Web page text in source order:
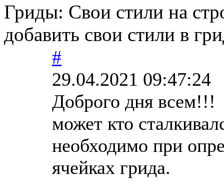
Гриды: Свои стили на
добавить свои стили в
#
29.04.2021 09:47:24
Доброго дня всем!!!
может кто
необходимо при
ячейках грида.